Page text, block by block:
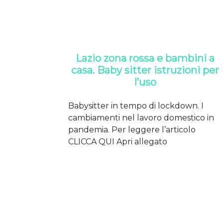
Lazio zona rossa e bambini a
casa. Baby sitter istruzioni per
l’uso
Babysitter in tempo di lockdown. I
cambiamenti nel lavoro domestico in
pandemia. Per leggere l’articolo
CLICCA QUI Apri allegato